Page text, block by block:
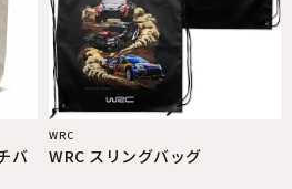
バ
WRC
WRC スリングバッグ